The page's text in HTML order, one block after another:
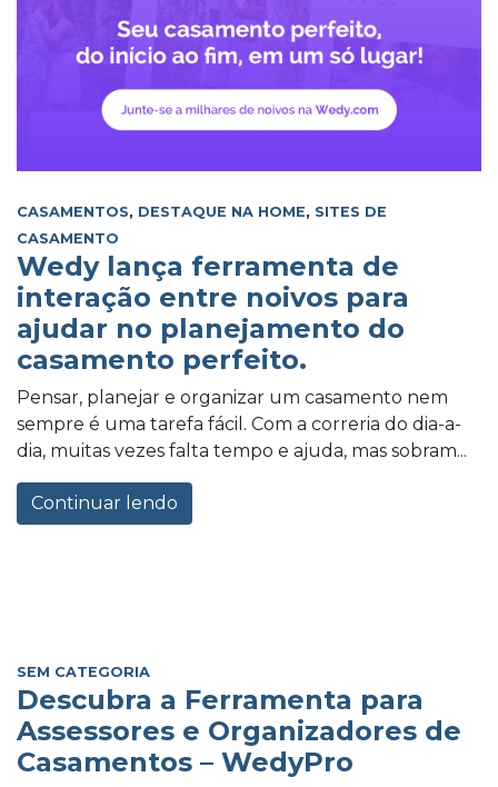
CASAMENTOS, DESTAQUE NA HOME, SITES DE
CASAMENTO
Wedy lança ferramenta de
interação entre noivos para
ajudar no planejamento do
casamento perfeito.
Pensar, planejar e organizar um casamento nem
sempre é uma tarefa fácil. Com a correria do dia-a-
dia, muitas vezes falta tempo e ajuda, mas sobram...
Continuar lendo
SEM CATEGORIA
Descubra a Ferramenta para
Assessores e Organizadores de
Casamentos – WedyPro